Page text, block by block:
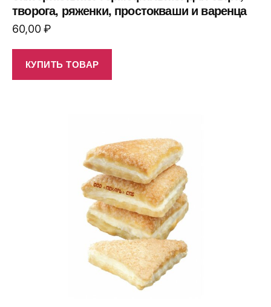
творога, ряженки, простокваши и варенца
60,00₽
КУПИТЬ ТОВАР